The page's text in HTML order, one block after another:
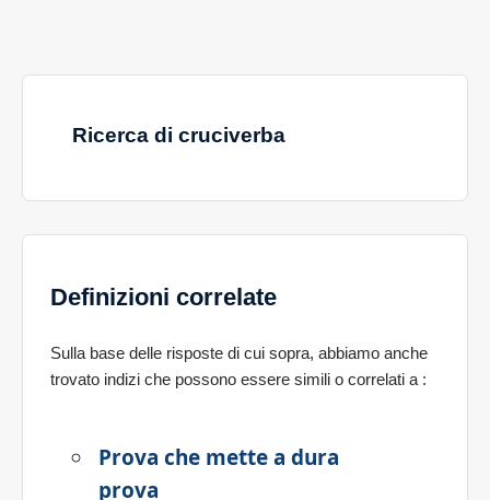
Ricerca di cruciverba
Definizioni correlate
Sulla base delle risposte di cui sopra, abbiamo anche
trovato indizi che possono essere simili o correlati a :
Prova che mette a dura
prova